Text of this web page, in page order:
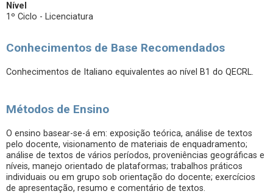
Nível
1º Ciclo - Licenciatura
Conhecimentos de Base Recomendados
Conhecimentos de Italiano equivalentes ao nível B1 do QECRL.
Métodos de Ensino
O ensino basear-se-á em: exposição teórica, análise de textos
pelo docente, visionamento de materiais de enquadramento;
análise de textos de vários períodos, proveniências geográficas e
níveis, manejo orientado de plataformas; trabalhos práticos
individuais ou em grupo sob orientação do docente; exercícios
de apresentação, resumo e comentário de textos.